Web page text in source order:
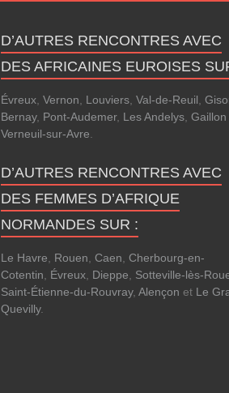
D’AUTRES RENCONTRES AVEC
DES AFRICAINES EUROISES
Évreux Vernon Louviers Val-de-Reuil
Bernay, Pont-Audemer, Les Andelys Gaillon
Verneuil-sur-Avre
D’AUTRES RENCONTRES AVEC
DES FEMMES D’AFRIQUE
NORMANDES SUR :
Le Havre Rouen Caen Cherbourg-en-
Cotentin
Évreux Dieppe Sotteville-lès-
Saint-Étienne-du-Rouvray, Alençon et Le
Quevilly.